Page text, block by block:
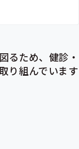
るため、健診・
り組んでいます